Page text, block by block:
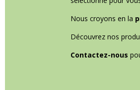
Nous croyons en la
Découvrez nos
Contactez-nous